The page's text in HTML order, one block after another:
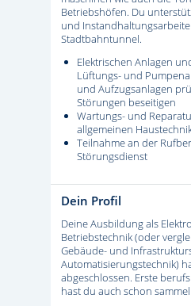
Betriebshöfen. Du
und
Stadtbahntunnel.
Elektrischen Anlagen
Lüftungs- und
und Aufzugsanlagen
Störungen beseitigen
Wartungs- und
allgemeinen
Teilnahme an der
Störungsdienst
Dein Profil
Deine Ausbildung als
Betriebstechnik (oder
Gebäude- und
Automatisierungstechnik)
abgeschlossen. Erste
hast du auch schon